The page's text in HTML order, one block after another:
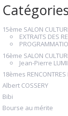
15ème SALON
EXTRAITS DES
16ème SALON
Jean-Pierre
18èmes
Albert COSSERY
Bibi
Bourse au mérite